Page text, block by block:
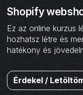
Shopify
Ez az online kurzus
hozhatsz létre és
hatékony és
Érdekel /